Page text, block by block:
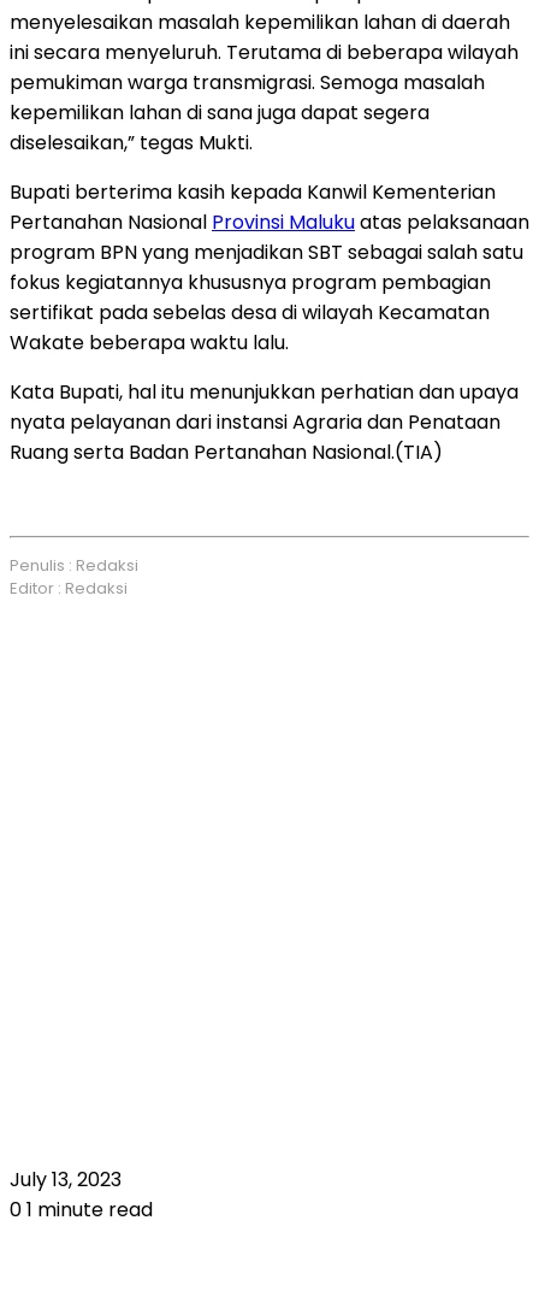
menyelesaikan masalah kepemilikan lahan di daerah
ini secara menyeluruh. Terutama di beberapa wilayah
pemukiman warga transmigrasi. Semoga masalah
kepemilikan lahan di sana juga dapat segera
diselesaikan,” tegas Mukti.
Bupati berterima kasih kepada Kanwil Kementerian
Pertanahan Nasional Provinsi Malukuatas pelaksanaan
program BPN yang menjadikan SBT sebagai salah satu
fokus kegiatannya khususnya program pembagian
sertifikat pada sebelas desa di wilayah Kecamatan
Wakate beberapa waktu lalu.
Kata Bupati, hal itu menunjukkan perhatian dan upaya
nyata pelayanan dari instansi Agraria dan Penataan
Ruang serta Badan Pertanahan Nasional.(TIA)
Penulis : Redaksi
Editor : Redaksi
July 13, 2023
01 minute read